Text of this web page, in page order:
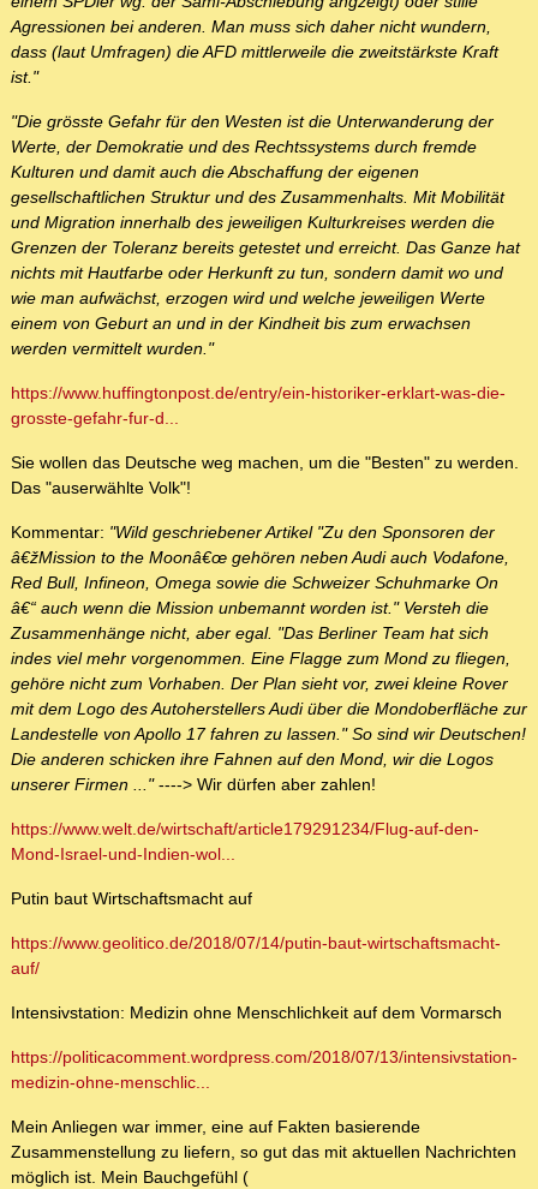
Agressionen bei anderen. Man muss sich daher nicht wundern,
dass (laut Umfragen) die AFD mittlerweile die zweitstärkste Kraft
ist."
"Die grösste Gefahr für den Westen ist die Unterwanderung der
Werte, der Demokratie und des Rechtssystems durch fremde
Kulturen und damit auch die Abschaffung der eigenen
gesellschaftlichen Struktur und des Zusammenhalts. Mit Mobilität
und Migration innerhalb des jeweiligen Kulturkreises werden die
Grenzen der Toleranz bereits getestet und erreicht. Das Ganze hat
nichts mit Hautfarbe oder Herkunft zu tun, sondern damit wo und
wie man aufwächst, erzogen wird und welche jeweiligen Werte
einem von Geburt an und in der Kindheit bis zum erwachsen
werden vermittelt wurden."
https://www.huffingtonpost.de/entry/ein-historiker-erklart-was-die-
grosste-gefahr-fur-d...
Sie wollen das Deutsche weg machen, um die "Besten" zu werden.
Das "auserwählte Volk"!
Kommentar: "Wild geschriebener Artikel "Zu den Sponsoren der
â€žMission to the Moonâ€œ gehören neben Audi auch Vodafone,
Red Bull, Infineon, Omega sowie die Schweizer Schuhmarke On
â€“ auch wenn die Mission unbemannt worden ist." Versteh die
Zusammenhänge nicht, aber egal. "Das Berliner Team hat sich
indes viel mehr vorgenommen. Eine Flagge zum Mond zu fliegen,
gehöre nicht zum Vorhaben. Der Plan sieht vor, zwei kleine Rover
mit dem Logo des Autoherstellers Audi über die Mondoberfläche zur
Landestelle von Apollo 17 fahren zu lassen." So sind wir Deutschen!
Die anderen schicken ihre Fahnen auf den Mond, wir die Logos
unserer Firmen ..."----> Wir dürfen aber zahlen!
https://www.welt.de/wirtschaft/article179291234/Flug-auf-den-
Mond-Israel-und-Indien-wol...
Putin baut Wirtschaftsmacht auf
https://www.geolitico.de/2018/07/14/putin-baut-wirtschaftsmacht-
auf/
Intensivstation: Medizin ohne Menschlichkeit auf dem Vormarsch
https://politicacomment.wordpress.com/2018/07/13/intensivstation-
medizin-ohne-menschlic...
Mein Anliegen war immer, eine auf Fakten basierende
Zusammenstellung zu liefern, so gut das mit aktuellen Nachrichten
möglich ist. Mein Bauchgefühl (